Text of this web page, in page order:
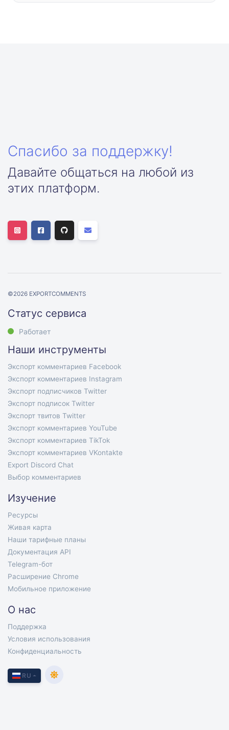
Спасибо за поддержку!
Давайте общаться на любой из
этих платформ.
©2026 EXPORTCOMMENTS
Статус сервиса
Работает
Наши инструменты
Экспорт комментариев Facebook
Экспорт комментариев Instagram
Экспорт подписчиков Twitter
Экспорт подписок Twitter
Экспорт твитов Twitter
Экспорт комментариев YouTube
Экспорт комментариев TikTok
Экспорт комментариев VKontakte
Export Discord Chat
Выбор комментариев
Изучение
Ресурсы
Живая карта
Наши тарифные планы
Документация API
Telegram-бот
Расширение Chrome
Мобильное приложение
О нас
Поддержка
Условия использования
Конфиденциальность
RU